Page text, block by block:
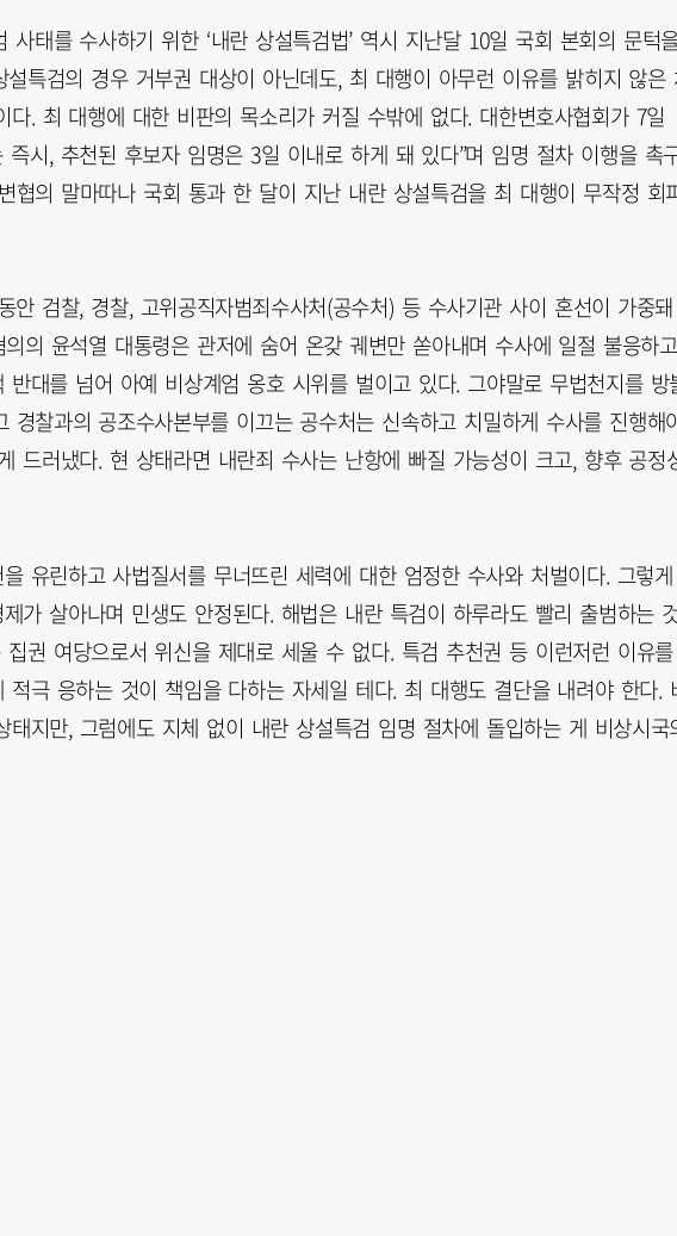
사태를 수사하기 위한 ‘내란 상설특검법’ 역시 지난달 10일 국회 본회의 문턱
특검의 경우 거부권 대상이 아닌데도, 최 대행이 아무런 이유를 밝히지 않은
. 최 대행에 대한 비판의 목소리가 커질 수밖에 없다. 대한변호사협회가 7일
즉시, 추천된 후보자 임명은 3일 이내로 하게 돼 있다”며 임명 절차 이행을 촉
협의 말마따나 국회 통과 한 달이 지난 내란 상설특검을 최 대행이 무작정 회
안 검찰, 경찰, 고위공직자범죄수사처(공수처) 등 수사기관 사이 혼선이 가중돼
의의 윤석열 대통령은 관저에 숨어 온갖 궤변만 쏟아내며 수사에 일절 불응하
대를 넘어 아예 비상계엄 옹호 시위를 벌이고 있다. 그야말로 무법천지를 방
경찰과의 공조수사본부를 이끄는 공수처는 신속하고 치밀하게 수사를 진행해
드러냈다. 현 상태라면 내란죄 수사는 난항에 빠질 가능성이 크고, 향후 공정
유린하고 사법질서를 무너뜨린 세력에 대한 엄정한 수사와 처벌이다. 그렇게
가 살아나며 민생도 안정된다. 해법은 내란 특검이 하루라도 빨리 출범하는 것
권 여당으로서 위신을 제대로 세울 수 없다. 특검 추천권 등 이런저런 이유를
극 응하는 것이 책임을 다하는 자세일 테다. 최 대행도 결단을 내려야 한다.
지만, 그럼에도 지체 없이 내란 상설특검 임명 절차에 돌입하는 게 비상시국